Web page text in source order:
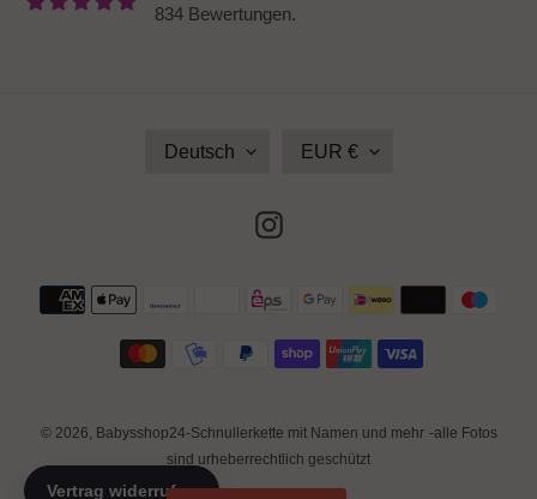
834 Bewertungen.
Deutsch W
R
U
EUR €
Instagram
Zahlungsmethoden
© 2026, Babysshop24-Schnullerkette mit Namen und mehr -alle Fotos
sind urheberrechtlich geschützt